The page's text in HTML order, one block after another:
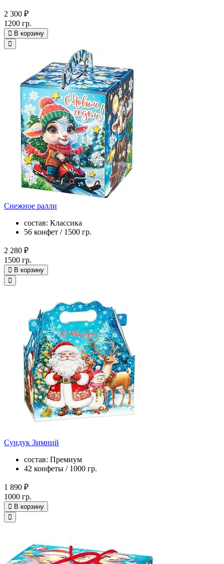
2 300 ₽
1200 гр.
В корзину
Снежное ралли
состав: Классика
56 конфет / 1500 гр.
2 280 ₽
1500 гр.
В корзину
Сундук Зимний
состав: Премиум
42 конфеты / 1000 гр.
1 890 ₽
1000 гр.
В корзину